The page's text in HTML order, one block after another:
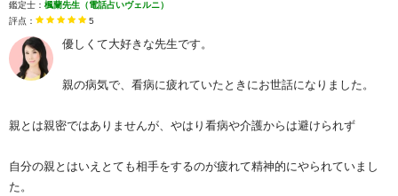
鑑定士： 楓蘭先生（電話占いヴェルニ）
評点：
5
優しくて大好きな先生です。
親の病気で、看病に疲れていたときにお世話になりました。
親とは親密ではありませんが、やはり看病や介護からは避けられず
自分の親とはいえとても相手をするのが疲れて精神的にやられていまし
た。